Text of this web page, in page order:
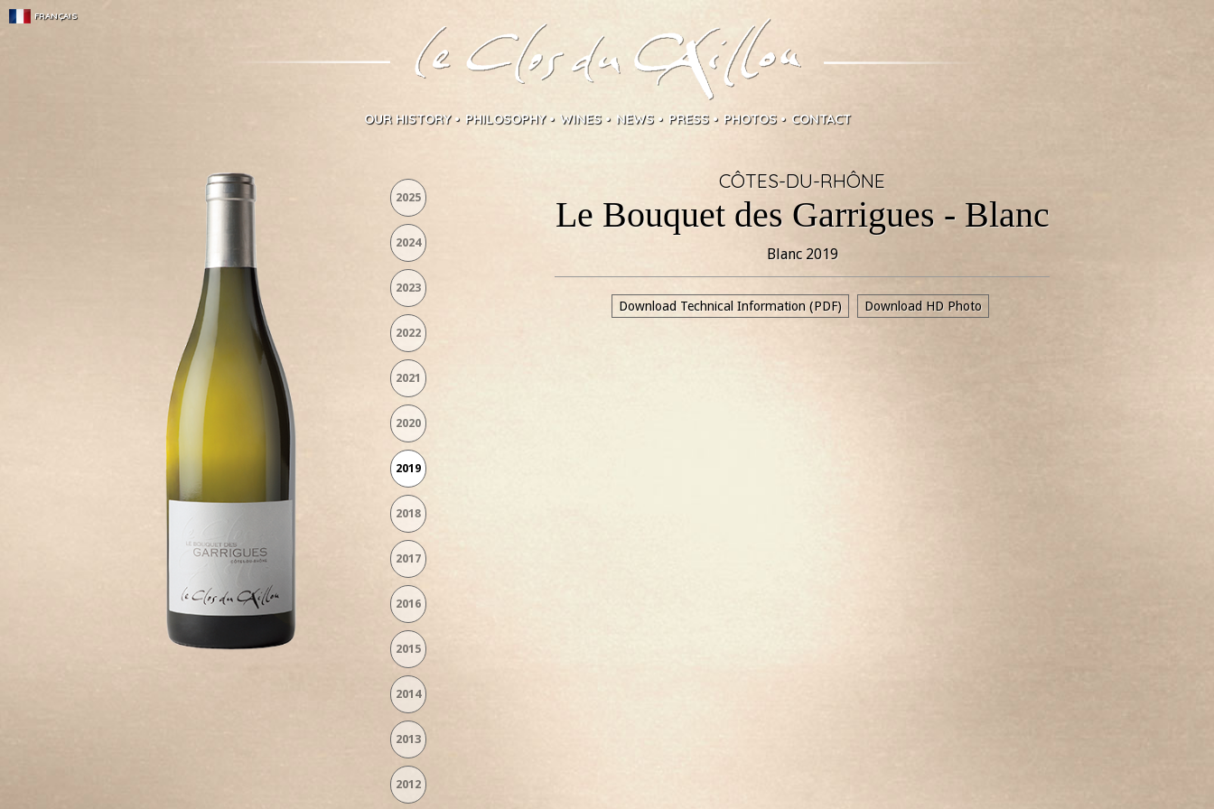
FRANÇAIS
OUR HISTORY PHILOSOPHY WINES NEWS PRESS PHOTOS CONTACT
2025
2024
2023
2022
2021
2020
2019
2018
2017
2016
2015
2014
2013
2012
CÔTES-DU-RHÔNE
Le Bouquet des Garrigues - Blanc
Blanc 2019
Download Technical Information (PDF) Download HD Photo